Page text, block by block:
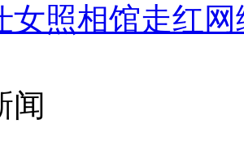
女照相馆走红网
闻